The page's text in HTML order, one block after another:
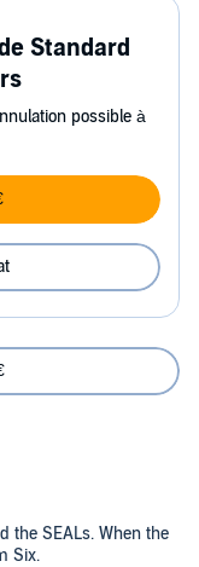
Standard
possible à
the SEALs. When the
Six.